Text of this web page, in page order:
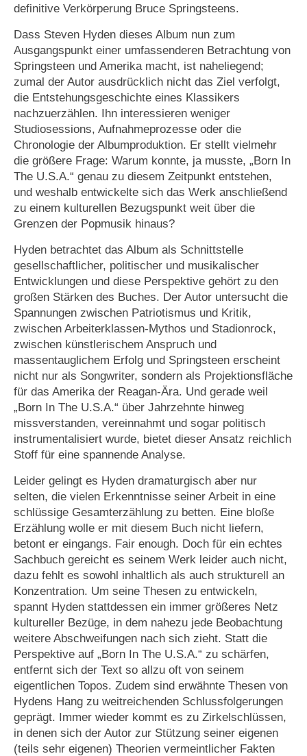
definitive Verkörperung Bruce Springsteens.
Dass Steven Hyden dieses Album nun zum
Ausgangspunkt einer umfassenderen Betrachtung von
Springsteen und Amerika macht, ist naheliegend;
zumal der Autor ausdrücklich nicht das Ziel verfolgt,
die Entstehungsgeschichte eines Klassikers
nachzuerzählen. Ihn interessieren weniger
Studiosessions, Aufnahmeprozesse oder die
Chronologie der Albumproduktion. Er stellt vielmehr
die größere Frage: Warum konnte, ja musste, „Born In
The U.S.A.“ genau zu diesem Zeitpunkt entstehen,
und weshalb entwickelte sich das Werk anschließend
zu einem kulturellen Bezugspunkt weit über die
Grenzen der Popmusik hinaus?
Hyden betrachtet das Album als Schnittstelle
gesellschaftlicher, politischer und musikalischer
Entwicklungen und diese Perspektive gehört zu den
großen Stärken des Buches. Der Autor untersucht die
Spannungen zwischen Patriotismus und Kritik,
zwischen Arbeiterklassen-Mythos und Stadionrock,
zwischen künstlerischem Anspruch und
massentauglichem Erfolg und Springsteen erscheint
nicht nur als Songwriter, sondern als Projektionsfläche
für das Amerika der Reagan-Ära. Und gerade weil
„Born In The U.S.A.“ über Jahrzehnte hinweg
missverstanden, vereinnahmt und sogar politisch
instrumentalisiert wurde, bietet dieser Ansatz reichlich
Stoff für eine spannende Analyse.
Leider gelingt es Hyden dramaturgisch aber nur
selten, die vielen Erkenntnisse seiner Arbeit in eine
schlüssige Gesamterzählung zu betten. Eine bloße
Erzählung wolle er mit diesem Buch nicht liefern,
betont er eingangs. Fair enough. Doch für ein echtes
Sachbuch gereicht es seinem Werk leider auch nicht,
dazu fehlt es sowohl inhaltlich als auch strukturell an
Konzentration. Um seine Thesen zu entwickeln,
spannt Hyden stattdessen ein immer größeres Netz
kultureller Bezüge, in dem nahezu jede Beobachtung
weitere Abschweifungen nach sich zieht. Statt die
Perspektive auf „Born In The U.S.A.“ zu schärfen,
entfernt sich der Text so allzu oft von seinem
eigentlichen Topos. Zudem sind erwähnte Thesen von
Hydens Hang zu weitreichenden Schlussfolgerungen
geprägt. Immer wieder kommt es zu Zirkelschlüssen,
in denen sich der Autor zur Stützung seiner eigenen
(teils sehr eigenen) Theorien vermeintlicher Fakten